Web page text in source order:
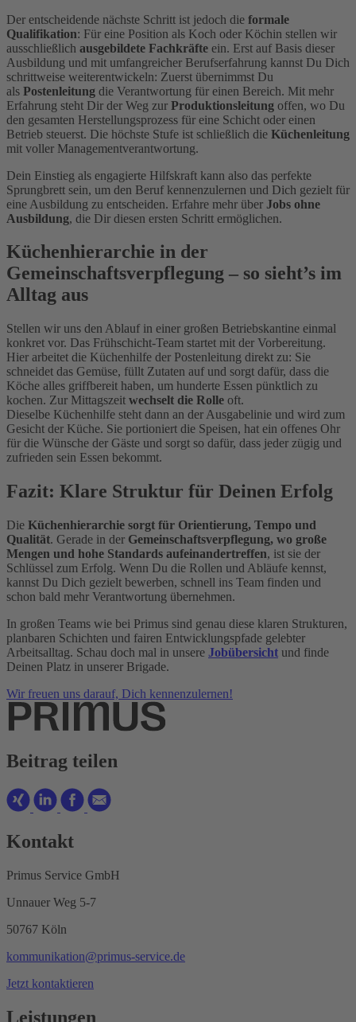
Der entscheidende nächste Schritt ist jedoch die formale
Qualifikation: Für eine Position als Koch oder Köchin stellen wir
ausschließlich ausgebildete Fachkräfte ein. Erst auf Basis dieser
Ausbildung und mit umfangreicher Berufserfahrung kannst Du Dich
schrittweise weiterentwickeln: Zuerst übernimmst Du
als Postenleitung die Verantwortung für einen Bereich. Mit mehr
Erfahrung steht Dir der Weg zur Produktionsleitung offen, wo Du
den gesamten Herstellungsprozess für eine Schicht oder einen
Betrieb steuerst. Die höchste Stufe ist schließlich die Küchenleitung
mit voller Managementverantwortung.
Dein Einstieg als engagierte Hilfskraft kann also das perfekte
Sprungbrett sein, um den Beruf kennenzulernen und Dich gezielt für
eine Ausbildung zu entscheiden. Erfahre mehr über Jobs ohne
Ausbildung, die Dir diesen ersten Schritt ermöglichen.
Küchenhierarchie in der
Gemeinschaftsverpflegung – so sieht’s im
Alltag aus
Stellen wir uns den Ablauf in einer großen Betriebskantine einmal
konkret vor. Das Frühschicht-Team startet mit der Vorbereitung.
Hier arbeitet die Küchenhilfe der Postenleitung direkt zu: Sie
schneidet das Gemüse, füllt Zutaten auf und sorgt dafür, dass die
Köche alles griffbereit haben, um hunderte Essen pünktlich zu
kochen. Zur Mittagszeit wechselt die Rolle oft.
Dieselbe Küchenhilfe steht dann an der Ausgabelinie und wird zum
Gesicht der Küche. Sie portioniert die Speisen, hat ein offenes Ohr
für die Wünsche der Gäste und sorgt so dafür, dass jeder zügig und
zufrieden sein Essen bekommt.
Fazit: Klare Struktur für Deinen Erfolg
Die Küchenhierarchie sorgt für Orientierung, Tempo und
Qualität. Gerade in der Gemeinschaftsverpflegung, wo große
Mengen und hohe Standards aufeinandertreffen, ist sie der
Schlüssel zum Erfolg. Wenn Du die Rollen und Abläufe kennst,
kannst Du Dich gezielt bewerben, schnell ins Team finden und
schon bald mehr Verantwortung übernehmen.
In großen Teams wie bei Primus sind genau diese klaren Strukturen,
planbaren Schichten und fairen Entwicklungspfade gelebter
Arbeitsalltag. Schau doch mal in unsere Jobübersicht und finde
Deinen Platz in unserer Brigade.
Wir freuen uns darauf, Dich kennenzulernen!
Beitrag teilen
Kontakt
Primus Service GmbH
Unnauer Weg 5-7
50767 Köln
kommunikation@primus-service.de
Jetzt kontaktieren
Leistungen